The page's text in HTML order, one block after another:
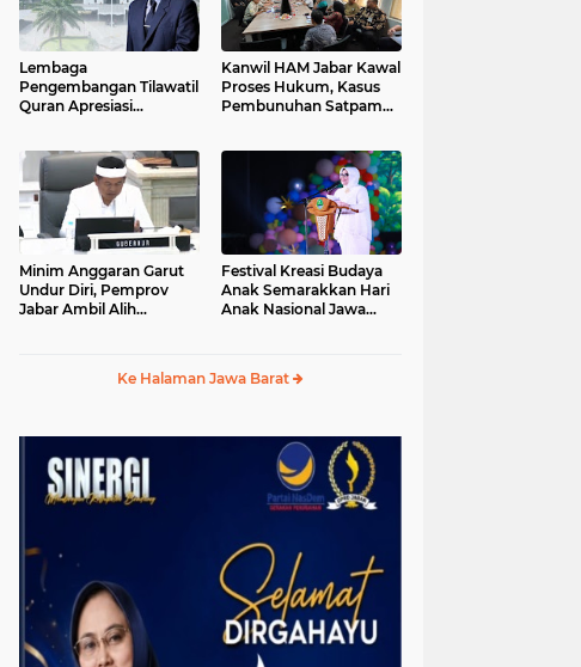
Lembaga
Pengembangan Tilawatil
Quran Apresiasi
Langsung MTQ Jabar
Kanwil HAM Jabar Kawal
Proses Hukum, Kasus
Pembunuhan Satpam
Minim Anggaran Garut
Undur Diri, Pemprov
Jabar Ambil Alih
Festival Kreasi Budaya
Anak Semarakkan Hari
Anak Nasional Jawa
Sunda
Ke Halaman Jawa Barat